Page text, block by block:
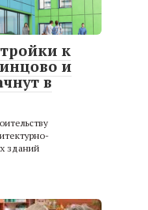
к
и
в
зданий